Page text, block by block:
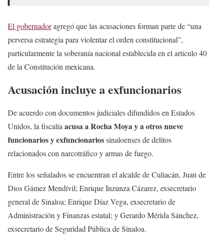
El gobernadoragregó que las acusaciones forman parte de “una
perversa estrategia para violentar el orden constitucional”,
particularmente la soberanía nacional establecida en el artículo 40
de la Constitución mexicana.
Acusación incluye a exfuncionarios
De acuerdo con documentos judiciales difundidos en Estados
Unidos, la fiscalíaacusa a Rocha Moya y a otros nueve
funcionarios y exfuncionariossinaloenses de delitos
relacionados con narcotráfico y armas de fuego.
Entre los señalados se encuentran el alcalde de Culiacán, Juan de
Dios Gámez Mendívil; Enrique Inzunza Cázarez, exsecretario
general de Sinaloa; Enrique Díaz Vega, exsecretario de
Administración y Finanzas estatal; y Gerardo Mérida Sánchez,
exsecretario de Seguridad Pública de Sinaloa.